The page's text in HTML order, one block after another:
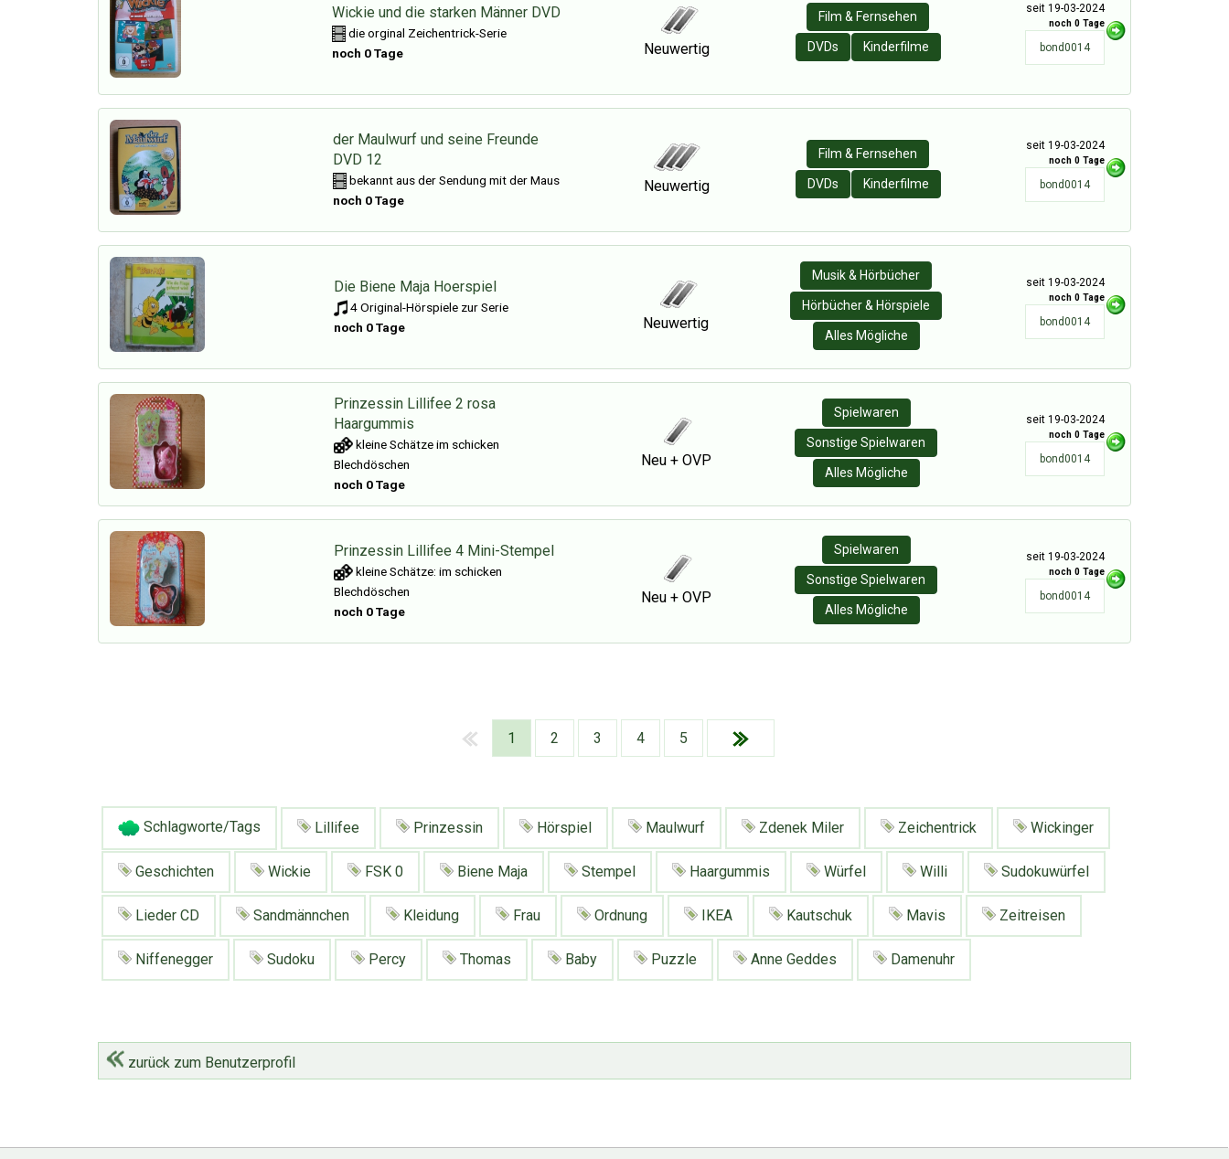
Wickie und die starken Männer DVD
die orginal Zeichentrick-Serie
noch 0 Tage
Neuwertig
Film & Fernsehen
DVDs Kinderfilme
seit 19-03-2024
noch 0 Tage
bond0014
der Maulwurf und seine Freunde
DVD 12
bekannt aus der Sendung mit der Maus
noch 0 Tage
Neuwertig
Film & Fernsehen
DVDs Kinderfilme
seit 19-03-2024
noch 0 Tage
bond0014
Die Biene Maja Hoerspiel
4 Original-Hörspiele zur Serie
noch 0 Tage
Neuwertig
Musik & Hörbücher
Hörbücher & Hörspiele
Alles Mögliche
seit 19-03-2024
noch 0 Tage
bond0014
Prinzessin Lillifee 2 rosa
Haargummis
kleine Schätze im schicken
Blechdöschen
noch 0 Tage
Neu + OVP
Spielwaren
Sonstige Spielwaren
Alles Mögliche
seit 19-03-2024
noch 0 Tage
bond0014
Prinzessin Lillifee 4 Mini-Stempel
kleine Schätze: im schicken
Blechdöschen
noch 0 Tage
Neu + OVP
Spielwaren
Sonstige Spielwaren
Alles Mögliche
seit 19-03-2024
noch 0 Tage
bond0014
1 2 3 4 5
Schlagworte/Tags Lillifee Prinzessin Hörspiel Maulwurf Zdenek Miler Zeichentrick Wickinger
Geschichten Wickie FSK 0 Biene Maja Stempel Haargummis Würfel Willi Sudokuwürfel
Lieder CD Sandmännchen Kleidung Frau Ordnung IKEA Kautschuk Mavis Zeitreisen
Niffenegger Sudoku Percy Thomas Baby Puzzle Anne Geddes Damenuhr
zurück zum Benutzerprofil